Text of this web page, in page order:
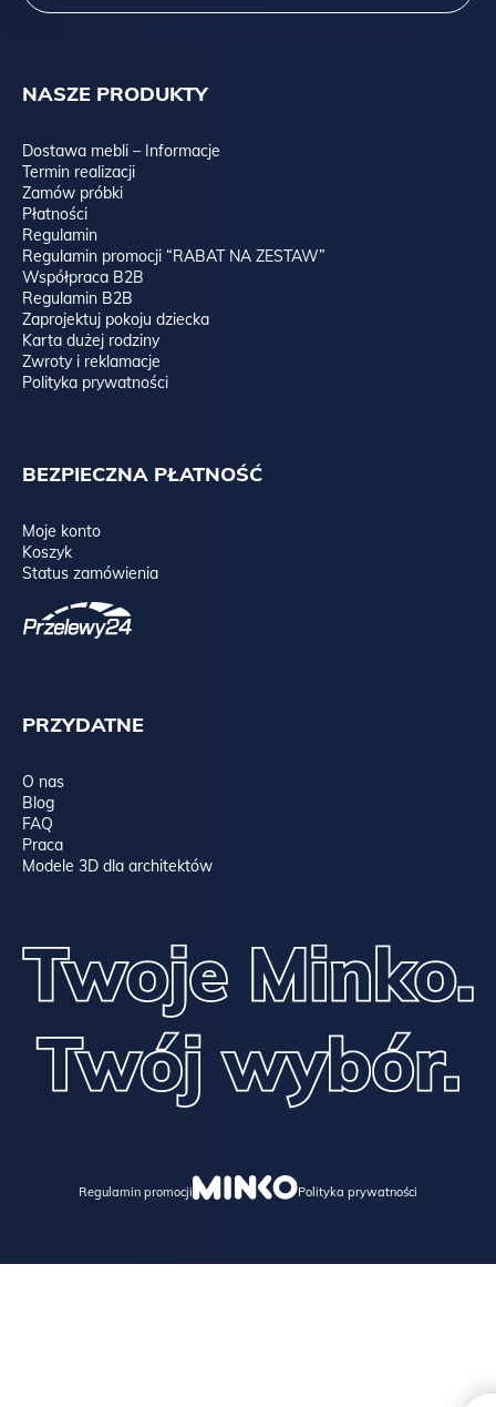
NASZE PRODUKTY
Dostawa mebli – Informacje
Termin realizacji
Zamów próbki
Płatności
Regulamin
Regulamin promocji “RABAT NA ZESTAW”
Współpraca B2B
Regulamin B2B
Zaprojektuj pokoju dziecka
Karta dużej rodziny
Zwroty i reklamacje
Polityka prywatności
BEZPIECZNA PŁATNOŚĆ
Moje konto
Koszyk
Status zamówienia
PRZYDATNE
O nas
Blog
FAQ
Praca
Modele 3D dla architektów
Regulamin promocji Polityka prywatności